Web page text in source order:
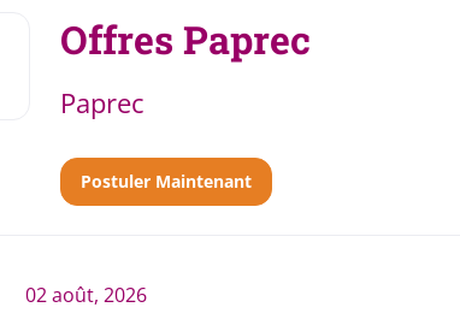
Offres Paprec
Paprec
Postuler Maintenant
02 août, 2026